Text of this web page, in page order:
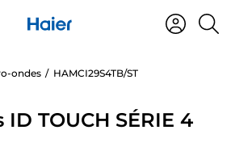
ondes HAMCI29S4TB/ST
TOUCH SÉRIE 4